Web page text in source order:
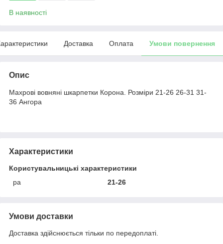
В наявності
Доставка Оплата Умови повернення
Опис
Махрові вовняні шкарпетки Корона. Розміри 21-26 26-31 31-
36 Ангора
Характеристики
Користувальницькі характеристики
ра
21-26
Умови доставки
Доставка здійснюється тільки по передоплаті.